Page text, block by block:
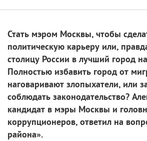
Стать мэром Москвы, чтобы
политическую карьеру или,
столицу России в лучший город
Полностью избавить город от
наговаривают злопыхатели, или
соблюдать законодательство?
кандидат в мэры Москвы и
коррупционеров, ответил на
района».